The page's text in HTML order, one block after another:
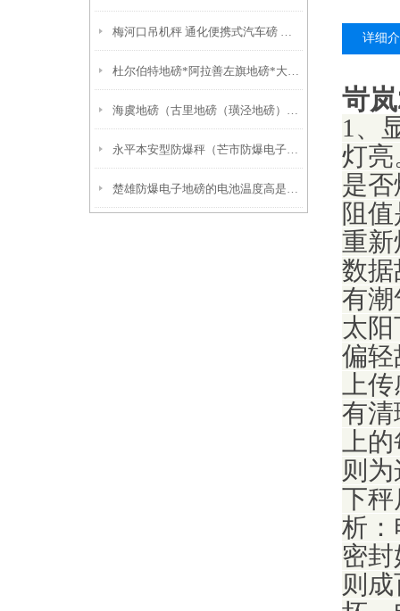
梅河口吊机秤 通化便携式汽车磅 牡丹电子防爆吊称
杜尔伯特地磅*阿拉善左旗地磅*大庆无人值守地磅*前进电子地磅
海虞地磅（古里地磅（璜泾地磅）嘉北地磅
永平本安型防爆秤（芒市防爆电子磅）临沧30吨地磅）水富吊秤
楚雄防爆电子地磅的电池温度高是否会爆炸？
详细
岢
1、
灯亮
是
阻
重新
数据
有潮
太
偏轻
上
有清
上
则
下秤
析：
密
则